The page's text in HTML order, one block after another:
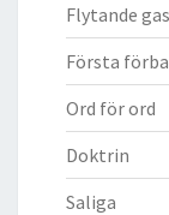
Flytande gas
Första
Ord för ord
Doktrin
Saliga